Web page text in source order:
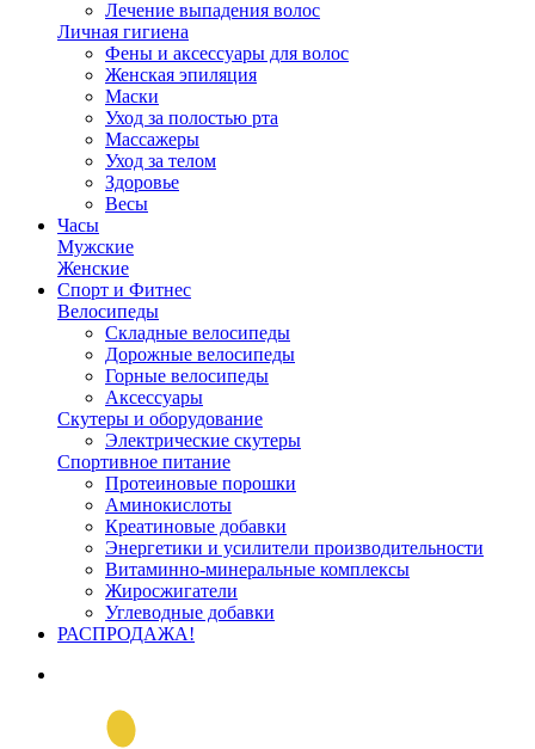
Лечение выпадения волос
Личная гигиена
Фены и аксессуары для волос
Женская эпиляция
Маски
Уход за полостью рта
Массажеры
Уход за телом
Здоровье
Весы
Часы
Мужские
Женские
Спорт и Фитнес
Велосипеды
Складные велосипеды
Дорожные велосипеды
Горные велосипеды
Аксессуары
Скутеры и оборудование
Электрические скутеры
Спортивное питание
Протеиновые порошки
Аминокислоты
Креатиновые добавки
Энергетики и усилители производительности
Витаминно-минеральные комплексы
Жиросжигатели
Углеводные добавки
РАСПРОДАЖА!